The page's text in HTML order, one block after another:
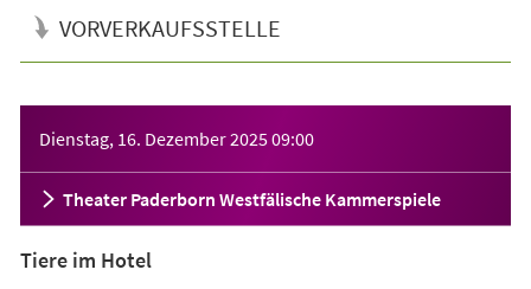
VORVERKAUFSSTELLE
Dienstag, 16. Dezember 202509:00
Theater Paderborn Westfälische Kammerspiele
Tiere im Hotel